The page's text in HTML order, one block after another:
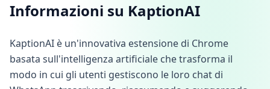
Informazioni su KaptionAI
KaptionAI è un'innovativa estensione di Chrome
basata sull'intelligenza artificiale che trasforma il
modo in cui gli utenti gestiscono le loro chat di